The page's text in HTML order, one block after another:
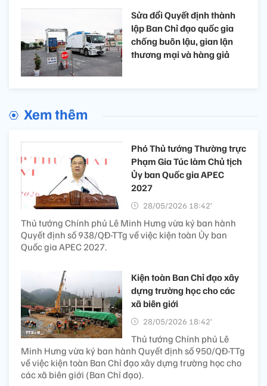
Sửa đổi Quyết định thành
lập Ban Chỉ đạo quốc gia
chống buôn lậu, gian lận
thương mại và hàng giả
Xem thêm
Phó Thủ tướng Thường trực
Phạm Gia Túc làm Chủ tịch
Ủy ban Quốc gia APEC
2027
28/05/2026 18:42’
Thủ tướng Chính phủ Lê Minh Hưng vừa ký ban hành
Quyết định số 938/QĐ-TTg về việc kiện toàn Ủy ban
Quốc gia APEC 2027.
Kiện toàn Ban Chỉ đạo xây
dựng trường học cho các
xã biên giới
28/05/2026 18:42’
Thủ tướng Chính phủ Lê
Minh Hưng vừa ký ban hành Quyết định số 950/QĐ-TTg
về việc kiện toàn Ban Chỉ đạo xây dựng trường học cho
các xã biên giới (Ban Chỉ đạo).